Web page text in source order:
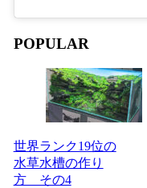
POPULAR
世界ランク19位の
水草水槽の作り
方 その4